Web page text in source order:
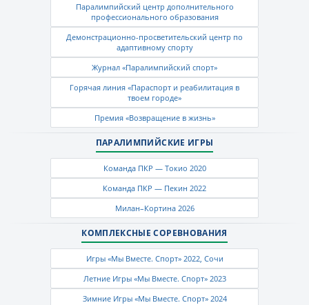
Паралимпийский центр дополнительного
профессионального образования
Демонстрационно-просветительский центр по
адаптивному спорту
Журнал «Паралимпийский спорт»
Горячая линия «Параспорт и реабилитация в
твоем городе»
Премия «Возвращение в жизнь»
ПАРАЛИМПИЙСКИЕ ИГРЫ
Команда ПКР — Токио 2020
Команда ПКР — Пекин 2022
Милан–Кортина 2026
КОМПЛЕКСНЫЕ СОРЕВНОВАНИЯ
Игры «Мы Вместе. Спорт» 2022, Сочи
Летние Игры «Мы Вместе. Спорт» 2023
Зимние Игры «Мы Вместе. Спорт» 2024